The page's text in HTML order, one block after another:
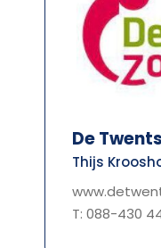
De
Thijs
T: 088-430